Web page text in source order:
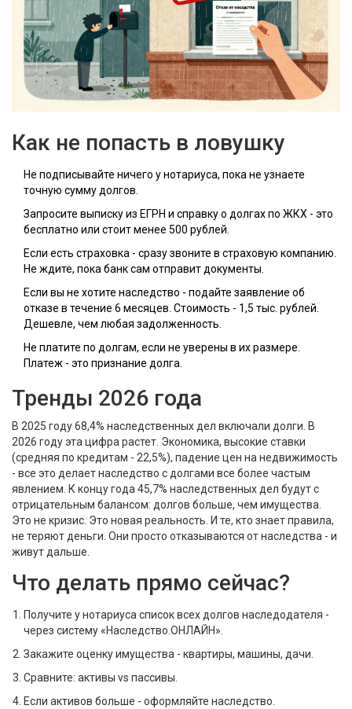
Как не попасть в ловушку
Не подписывайте ничего у нотариуса, пока не узнаете
точную сумму долгов.
Запросите выписку из ЕГРН и справку о долгах по ЖКХ - это
бесплатно или стоит менее 500 рублей.
Если есть страховка - сразу звоните в страховую компанию.
Не ждите, пока банк сам отправит документы.
Если вы не хотите наследство - подайте заявление об
отказе в течение 6 месяцев. Стоимость - 1,5 тыс. рублей.
Дешевле, чем любая задолженность.
Не платите по долгам, если не уверены в их размере.
Платеж - это признание долга.
Тренды 2026 года
В 2025 году 68,4% наследственных дел включали долги. В
2026 году эта цифра растет. Экономика, высокие ставки
(средняя по кредитам - 22,5%), падение цен на недвижимость
- все это делает наследство с долгами все более частым
явлением. К концу года 45,7% наследственных дел будут с
отрицательным балансом: долгов больше, чем имущества.
Это не кризис. Это новая реальность. И те, кто знает правила,
не теряют деньги. Они просто отказываются от наследства - и
живут дальше.
Что делать прямо сейчас?
Получите у нотариуса список всех долгов наследодателя -
через систему «Наследство.ОНЛАЙН».
Закажите оценку имущества - квартиры, машины, дачи.
Сравните: активы vs пассивы.
Если активов больше - оформляйте наследство.